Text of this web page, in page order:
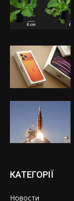
КАТЕГОРІЇ
Новости